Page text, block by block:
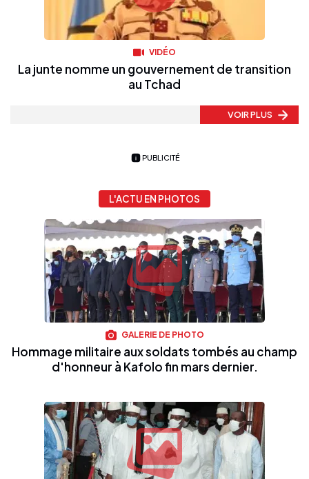
VIDÉO
La junte nomme un gouvernement de transition
au Tchad
VOIR PLUS
PUBLICITÉ
L'ACTU EN PHOTOS
GALERIE DE PHOTO
Hommage militaire aux soldats tombés au champ
d'honneur à Kafolo fin mars dernier.